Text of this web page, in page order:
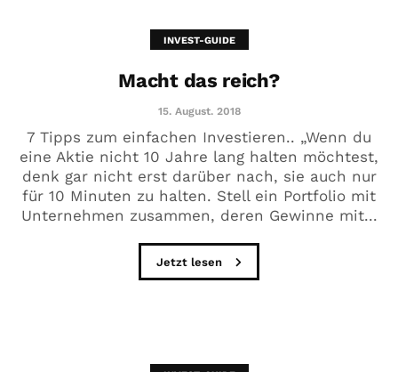
INVEST-GUIDE
Macht das reich?
15. August. 2018
7 Tipps zum einfachen Investieren.. „Wenn du
eine Aktie nicht 10 Jahre lang halten möchtest,
denk gar nicht erst darüber nach, sie auch nur
für 10 Minuten zu halten. Stell ein Portfolio mit
Unternehmen zusammen, deren Gewinne mit...
Jetzt lesen